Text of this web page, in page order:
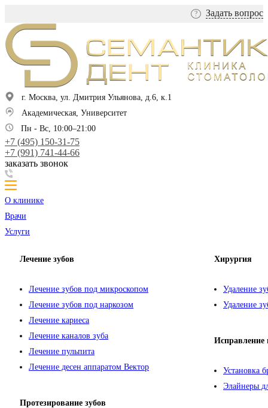
? Задать вопрос
г. Москва, ул. Дмитрия Ульянова, д.6, к.1
Академическая, Университет
Пн - Вс, 10:00–21:00
+7 (495) 150-31-75
+7 (991) 741-44-66
заказать звонок
О клинике
Врачи
Услуги
Лечение зубов
Лечение зубов под микроскопом
Лечение зубов под наркозом
Лечение кариеса
Лечение каналов зуба
Лечение пульпита
Лечение десен аппаратом Вектор
Протезирование зубов
Хирургия
Удаление
Удаление
Исправление
Установка
Элайнеры